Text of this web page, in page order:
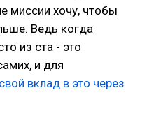
миссии хочу, чтобы
Ведь когда
из ста - это
и для
вклад в это через